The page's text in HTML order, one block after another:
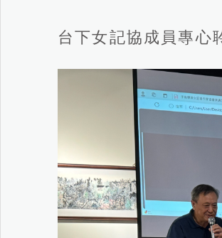
台下女記協成員專心